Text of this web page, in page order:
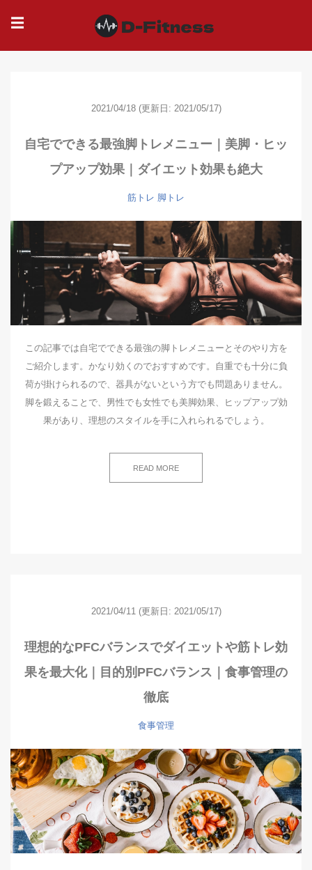
☰
2021/04/18 (更新日: 2021/05/17)
自宅でできる最強脚トレメニュー｜美脚・ヒッ
プアップ効果｜ダイエット効果も絶大
筋トレ 脚トレ
この記事では自宅でできる最強の脚トレメニューとそのやり方を
ご紹介します。かなり効くのでおすすめです。自重でも十分に負
荷が掛けられるので、器具がないという方でも問題ありません。
脚を鍛えることで、男性でも女性でも美脚効果、ヒップアップ効
果があり、理想のスタイルを手に入れられるでしょう。
READ MORE
2021/04/11 (更新日: 2021/05/17)
理想的なPFCバランスでダイエットや筋トレ効
果を最大化｜目的別PFCバランス｜食事管理の
徹底
食事管理